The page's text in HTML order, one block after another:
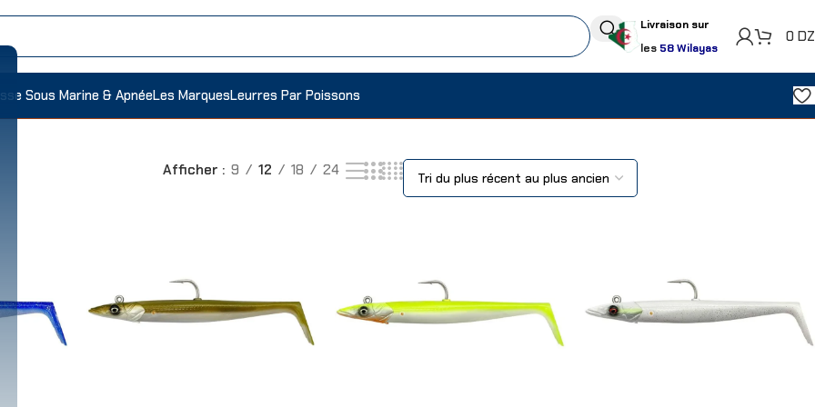
Livraison sur
les 58 Wilayas
0
Sous Marine & ApnéeLes MarquesLeurres Par Poissons
Afficher 9 12 18 24